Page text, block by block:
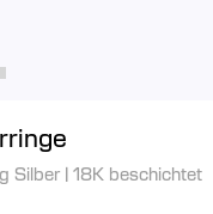
Silber | 18K beschichtet